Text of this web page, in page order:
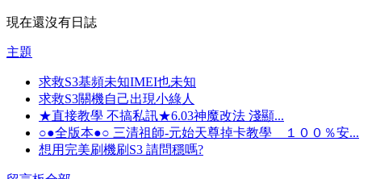
現在還沒有日誌
主題
求救S3基頻未知IMEI也未知
求救S3關機自己出現小綠人
★直接教學 不搞私訊★6.03神魔改法 淺顯...
○●全版本●○ 三清祖師-元始天尊掉卡教學 １００％安...
想用完美刷機刷S3 請問穩嗎?